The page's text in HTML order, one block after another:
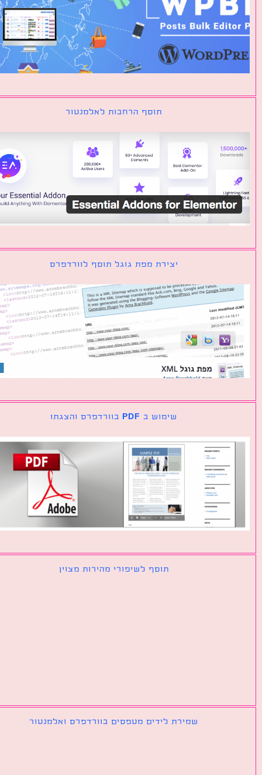
תוסף הרחבות לאלמנטור
יצירת מפת גוגל תוסף לוורדפרס
שימוש ב PDF בוורדפרס והצגתו
תוסף לשיפורי מהירות מצוין
שמירת לידים מטפסים בוורדפרס ואלמנטור